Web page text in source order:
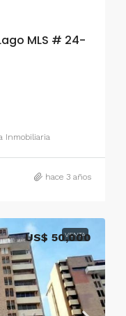
MLS # 24-
Inmobiliaria
hace 3 años
VENTA
US$ 50,000